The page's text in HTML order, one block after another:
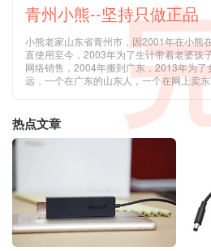
青州小熊--坚持只做正品
小熊老家山东省青州市，因2001年在小熊
直使用至今，2003年为了生计带着老婆孩
网络销售，2004年搬到广东，2013年为
远，一个在广东的山东人，一个在网上卖东
热点文章